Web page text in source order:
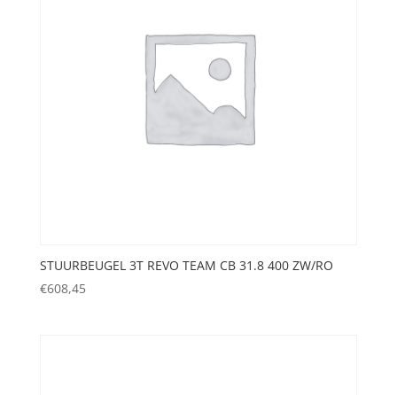
STUURBEUGEL 3T REVO TEAM CB 31.8 400 ZW/RO
€608,45